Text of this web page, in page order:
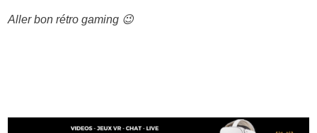
Aller bon rétro gaming 😉